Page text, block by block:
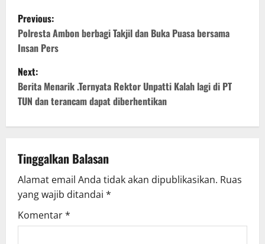
P
o
s
t
n
v
i
g
Previous:
Polresta Ambon berbagi Takjil dan Buka Puasa bersama
Insan Pers
Next:
Berita Menarik .Ternyata Rektor Unpatti Kalah lagi di PT
TUN dan terancam dapat diberhentikan
Tinggalkan Balasan
Alamat email Anda tidak akan dipublikasikan. Ruas
yang wajib ditandai *
Komentar*